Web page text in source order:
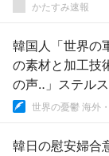
かたすみ速報
韓国人「世界の
の素材と加工技
の声‥」ステル
の心臓部まで日
世界の憂鬱 海外
韓日の慰安婦